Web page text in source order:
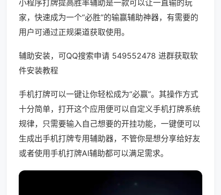
小程序打牌提高胜率辅助是一款可以让一直输的玩
家，快速成为一个“必胜”的输赢辅助神器，有需要的
用户可通过正规渠道获取使用。
辅助安装，可QQ搜索申请 549552478 进群获取软
件安装教程
手机打牌可以一键让你轻松成为“必赢”。其操作方式
十分简单，打开这个应用便可以自定义手机打牌系统
规律，只需要输入自己想要的开挂功能，一键便可以
生成出手机打牌专用辅助器，不管你是想分享给好友
或者使用手机打牌AI辅助都可以满足需求。